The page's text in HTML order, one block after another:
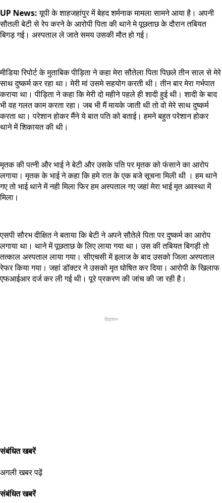
UP News:यूपी के शाहजहांपुर में बेहद शर्मनाक मामला सामने आया है। अपनी
सौतली बेटी से रेप करने के आरोपी पिता की थाने मे पूछताछ के दौरान तबियत
बिगड़ गई। अस्पताल ले जाते समय उसकी मौत हो गई।
मीडिया रिपोर्ट के मुताबिक पीड़िता ने कहा मेरा सौतेला पिता पिछले तीन साल से मेरे
साथ दुष्कर्म कर रहा था। मेरी मां उसमे सहयोग करती थी। तीन बार मेरा गर्भपात
कराया था। पीड़िता ने कहा कि मेरी दो महीने पहले ही शादी हुई थी। शादी के बाद
भी वह गलत काम करता रहा। जब भी मैं मायके जाती थी तो वो मेरे साथ दुष्कर्म
करता था। परेशान होकर मैंने ये बात पति को बताई। हमने बहुत परेशान होकर
थाने में शिकायत की थी।
मृतक की पत्नी और भाई ने बेटी और उसके पति पर मृतक को फंसाने का आरोप
लगाया। मृतक के भाई ने कहा कि हमे रात के एक बजे सूचना मिली थी । हम थाने
गए तो भाई थाने में नही मिला फिर हम अस्पताल गए जहां मेरा भाई मृत अवस्था में
मिला।
एसपी सौरभ दीक्षित ने बताया कि बेटी ने अपने सौतेले पिता पर दुष्कर्म का आरोप
लगाया था। थाने में पूछताछ के लिए लाया गया था। उस की तबियत बिगड़ी तो
तत्काल अस्पताल लाया गया। सीएचसी में इलाज के बाद उसको जिला अस्पताल
रेफर किया गया। जहां डॉक्टर ने उसको मृत घोषित कर दिया। आरोपी के खिलाफ
एफआईआर दर्ज कर ली गई थी। पूरे प्रकरण की जांच की जा रही है।
विज्ञापन
संबंधित खबरें
अगली खबर पढ़ें
संबंधित खबरें